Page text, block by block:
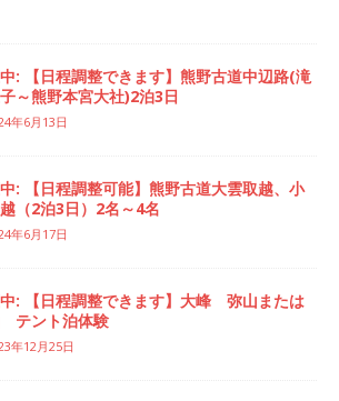
: 【日程調整できます】熊野古道中辺路(滝
～熊野本宮大社)2泊3日
年6月13日
: 【日程調整可能】熊野古道大雲取越、小
（2泊3日）2名～4名
年6月17日
: 【日程調整できます】大峰 弥山または
テント泊体験
年12月25日